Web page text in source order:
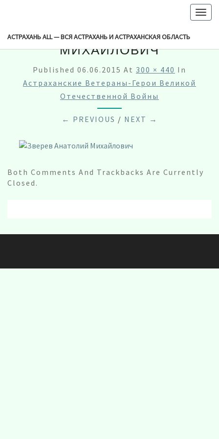
АСТРАХАНЬ ALL — ВСЯ АСТРАХАНЬ И АСТРАХАНСКАЯ ОБЛАСТЬ
ЗВЕРЕВ АНАТОЛИЙ
МИХАЙЛОВИЧ
Published 06.06.2015 At 300 × 440 In
Астраханские Ветераны-Герои Великой
Отечественной Войны
← PREVIOUS / NEXT →
Both Comments And Trackbacks Are Currently
Closed.